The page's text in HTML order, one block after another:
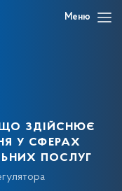
Меню
здійснює
у сферах
послуг